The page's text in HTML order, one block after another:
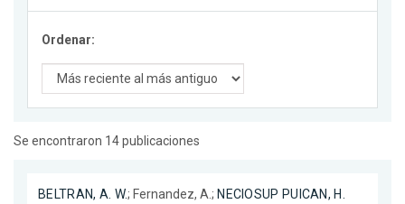
Ordenar:
Se encontraron 14 publicaciones
BELTRAN, A. W.; Fernandez, A.; NECIOSUP PUICAN, H.